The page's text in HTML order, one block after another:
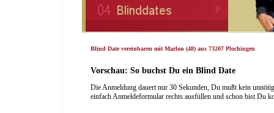
Blind Date vereinbaren mit Marlon (48) aus 73207 Plochingen
Vorschau: So buchst Du ein Blind Date
Die Anmeldung dauert nur 30 Sekunden, Du mußt kein
einfach Anmeldeformular rechts ausfüllen und schon bist Du